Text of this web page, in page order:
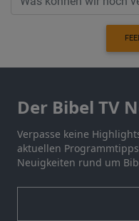
Der Bibel TV
Verpasse keine
aktuellen
Neuigkeiten rund um